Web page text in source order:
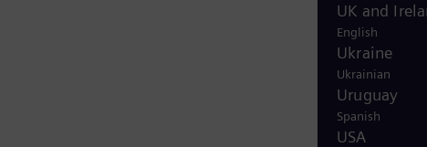
UK and
English
Ukraine
Ukrainian
Uruguay
Spanish
USA